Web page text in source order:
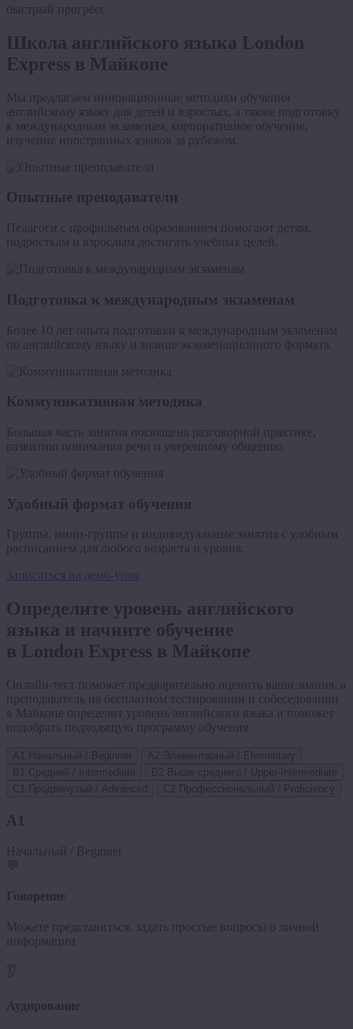
быстрый прогресс
Школа английского языка London
Express в Майкопе
Мы предлагаем инновационные методики обучения
английскому языку для детей и взрослых, а также подготовку
к международным экзаменам, корпоративное обучение,
изучение иностранных языков за рубежом.
Опытные преподаватели
Педагоги с профильным образованием помогают детям,
подросткам и взрослым достигать учебных целей.
Подготовка к международным экзаменам
Более 10 лет опыта подготовки к международным экзаменам
по английскому языку и знание экзаменационного формата.
Коммуникативная методика
Большая часть занятия посвящена разговорной практике,
развитию понимания речи и уверенному общению.
Удобный формат обучения
Группы, мини-группы и индивидуальные занятия с удобным
расписанием для любого возраста и уровня.
Записаться на демо-урок
Определите уровень английского
языка и начните обучение
в London Express в Майкопе
Онлайн-тест поможет предварительно оценить ваши знания, а
преподаватель на бесплатном тестировании и собеседовании
в Майкопе определит уровень английского языка и поможет
подобрать подходящую программу обучения.
A1
Начальный / Beginner
💬
Говорение
Можете представиться, задать простые вопросы о личной
информации
👂
Аудирование